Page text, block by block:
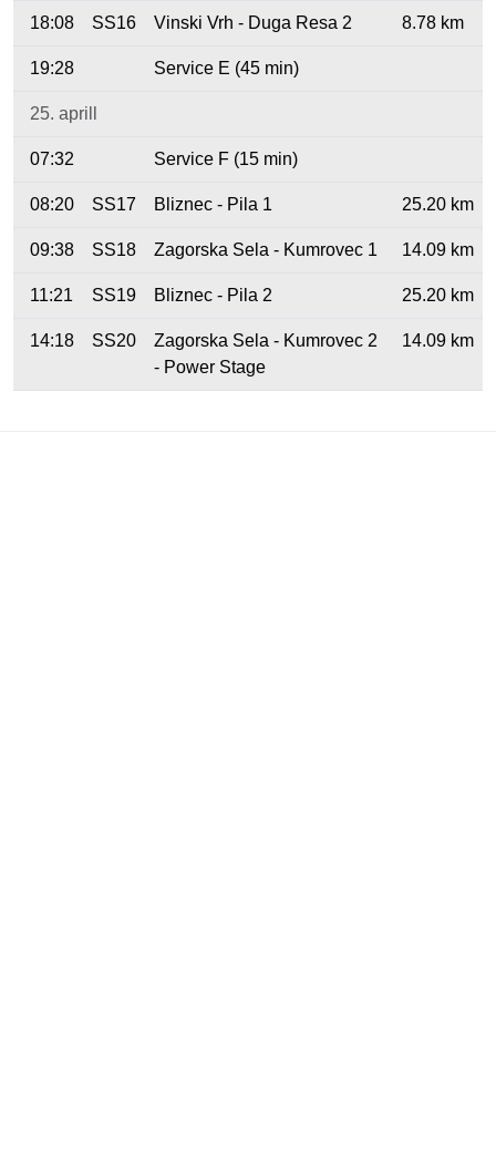
18:08 SS16 Vinski Vrh - Duga Resa 2 8.78 km
19:28 Service E (45 min)
25. aprill
07:32 Service F (15 min)
08:20 SS17 Bliznec - Pila 1 25.20 km
09:38 SS18 Zagorska Sela - Kumrovec 1 14.09 km
11:21 SS19 Bliznec - Pila 2 25.20 km
14:18 SS20
Zagorska Sela - Kumrovec 2
- Power Stage
14.09 km